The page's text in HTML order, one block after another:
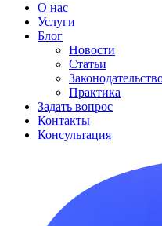
О нас
Услуги
Блог
Новости
Статьи
Практика
Задать вопрос
Контакты
Консультация